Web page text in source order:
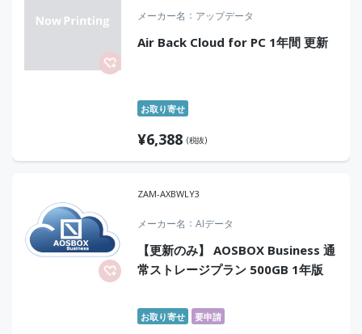
メーカー名 アップデータ
Air Back Cloud for PC 1年間 更新
お取り寄せ
¥6,388 (税抜)
ZAM-AXBWLY3
メーカー名 AIデータ
【更新のみ】 AOSBOX Business 通
常ストレージプラン 500GB 1年版
お取り寄せ 要申請